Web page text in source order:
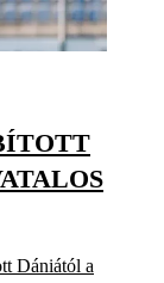
Dániától a